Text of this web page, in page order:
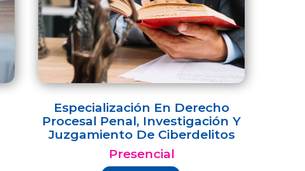
Especialización En Derecho
Procesal Penal, Investigación Y
Juzgamiento De Ciberdelitos
Presencial